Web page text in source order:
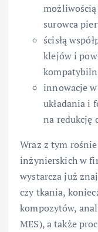
surowca
ścisłą
klejów i
innowacje
układania i
na redukcję
Wraz z tym
inżynierskich w
wystarcza już
czy tkania,
kompozytów,
MES), a także